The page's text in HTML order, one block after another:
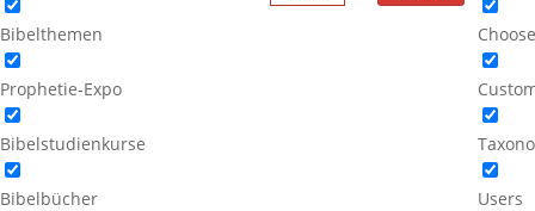
Bibelthemen
Prophetie-Expo
Bibelstudienkurse
Bibelbücher Users